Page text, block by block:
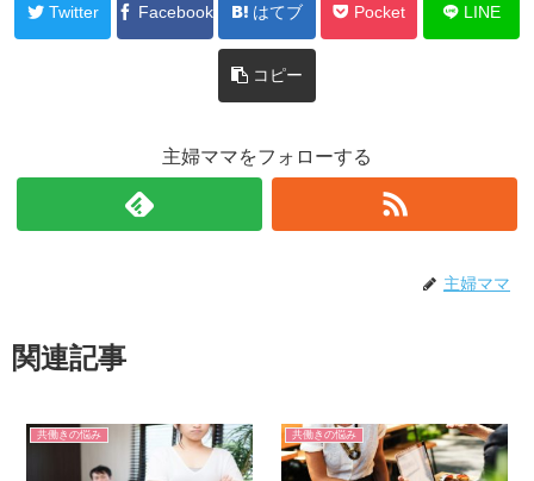
Twitter Facebook はてブ Pocket LINE
コピー
主婦ママをフォローする
主婦ママ
関連記事
共働きの悩み 共働きの悩み